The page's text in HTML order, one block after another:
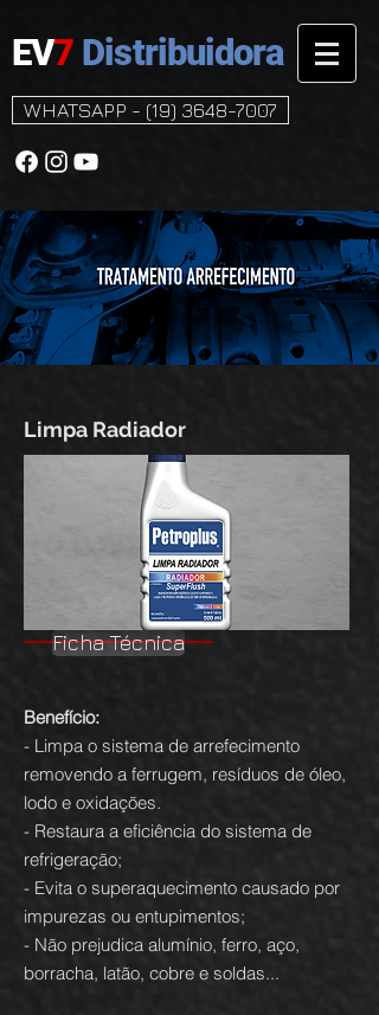
EV7 Distribuidora
WHATSAPP - (19) 3648-7007
Limpa Radiador
Ficha Técnica
Benefício:
- Limpa o sistema de arrefecimento
removendo a ferrugem, resíduos de óleo,
lodo e oxidações.
- Restaura a eficiência do sistema de
refrigeração;
- Evita o superaquecimento causado por
impurezas ou entupimentos;
- Não prejudica alumínio, ferro, aço,
borracha, latão, cobre e soldas...